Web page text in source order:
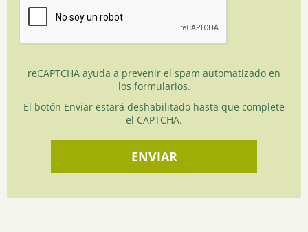
reCAPTCHA ayuda a prevenir el spam automatizado en
los formularios.
El botón Enviar estará deshabilitado hasta que complete
el CAPTCHA.